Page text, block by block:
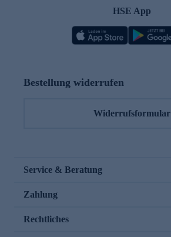
HSE App
Bestellung widerrufen
Widerrufsformular
Service & Beratung
Zahlung
Rechtliches